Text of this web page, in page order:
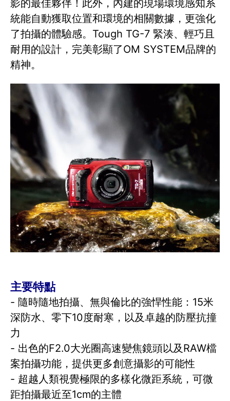
影的最佳夥伴！此外，內建的現場環境感知系
統能自動獲取位置和環境的相關數據，更強化
了拍攝的體驗感。Tough TG-7 緊湊、輕巧且
耐用的設計，完美彰顯了OM SYSTEM品牌的
精神。
主要特點
- 隨時隨地拍攝、無與倫比的強悍性能：15米
深防水、零下10度耐寒，以及卓越的防壓抗撞
力
- 出色的F2.0大光圈高速變焦鏡頭以及RAW檔
案拍攝功能，提供更多創意攝影的可能性
- 超越人類視覺極限的多樣化微距系統，可微
距拍攝最近至1cm的主體